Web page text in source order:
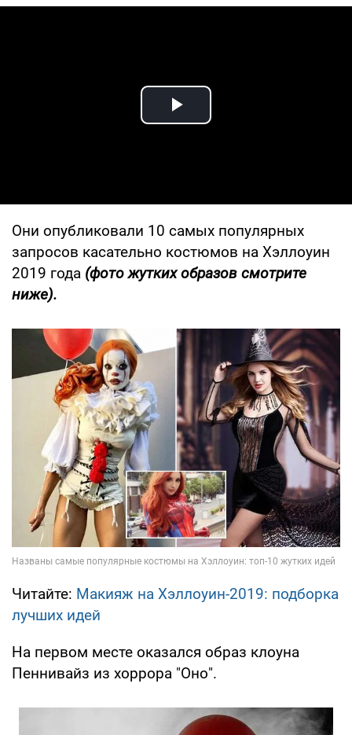
Play Video
Они опубликовали 10 самых популярных
запросов касательно костюмов на Хэллоуин
2019 года (фото жутких образов смотрите
ниже).
Читайте: Макияж на Хэллоуин-2019: подборка
лучших идей
На первом месте оказался образ клоуна
Пеннивайз из хоррора "Оно".